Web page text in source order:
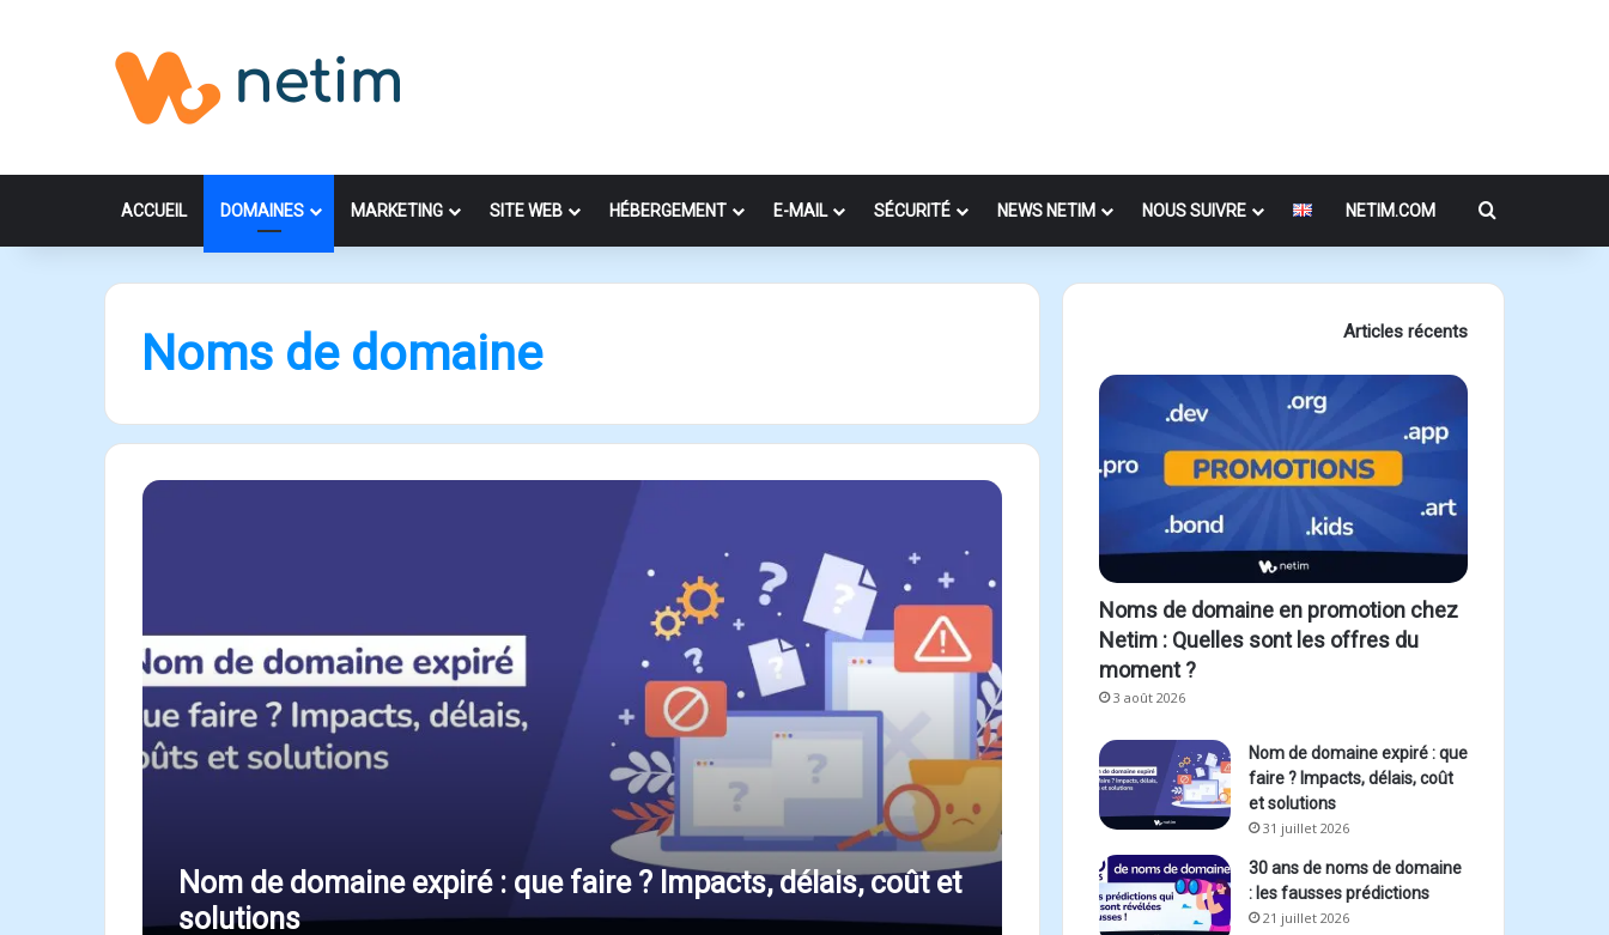
ACCUEIL DOMAINES MARKETING SITE WEB HÉBERGEMENT E-MAIL SÉCURITÉ NEWS NETIM NOUS SUIVRE NETIM.COM Rechercher
Noms de domaine
Nom de domaine expiré : que faire ? Impacts, délais, coût et
solutions
Articles récents
Noms de domaine en promotion chez
Netim : Quelles sont les offres du
moment ?
3 août 2026
Nom de domaine expiré : que
faire ? Impacts, délais, coût
et solutions
31 juillet 2026
30 ans de noms de domaine
: les fausses prédictions
21 juillet 2026